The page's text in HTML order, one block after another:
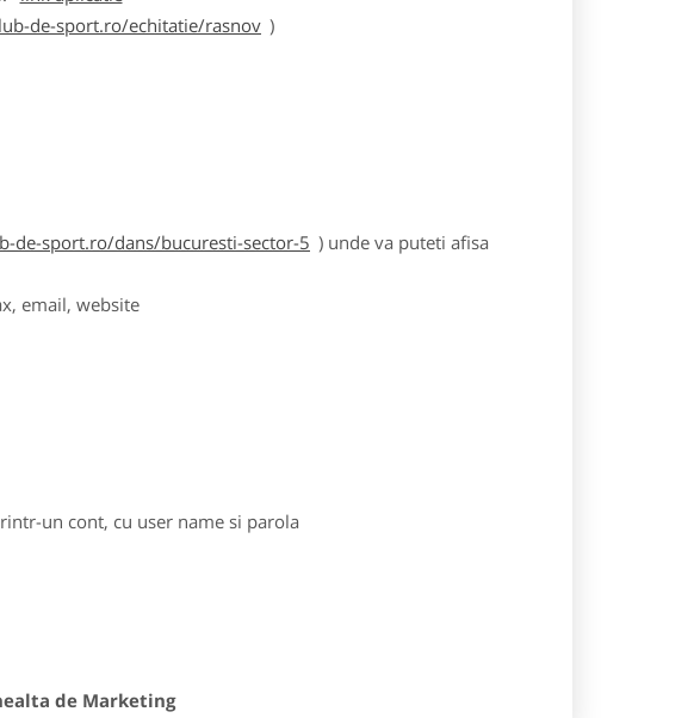
de-sport.ro/echitatie/rasnov )
de-sport.ro/dans/bucuresti-sector-5 ) unde va puteti afisa
email, website
un cont, cu user name si parola
de Marketing